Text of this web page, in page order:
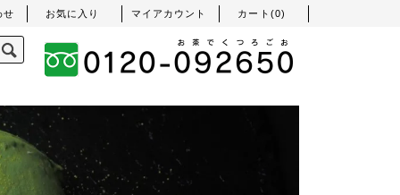
せ お気に入り マイアカウント カート(0)